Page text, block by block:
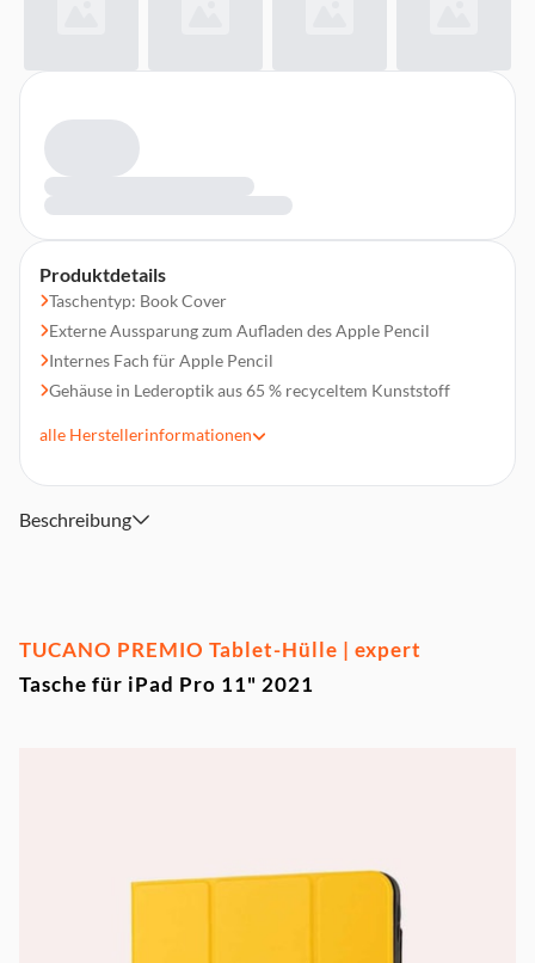
Produktdetails
Taschentyp: Book Cover
Externe Aussparung zum Aufladen des Apple Pencil
Internes Fach für Apple Pencil
Gehäuse in Lederoptik aus 65 % recyceltem Kunststoff
alle Herstellerinformationen
Beschreibung
TUCANO PREMIO Tablet-Hülle | expert
Tasche für iPad Pro 11" 2021